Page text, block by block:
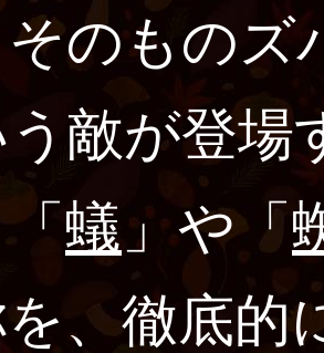
のものズ
う敵が登場
蟻」や「
、徹底的